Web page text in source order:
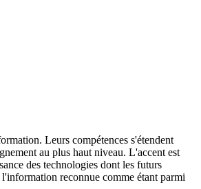
Leurs compétences s'étendent
au plus haut niveau. L'accent est
des technologies dont les futurs
reconnue comme étant parmi